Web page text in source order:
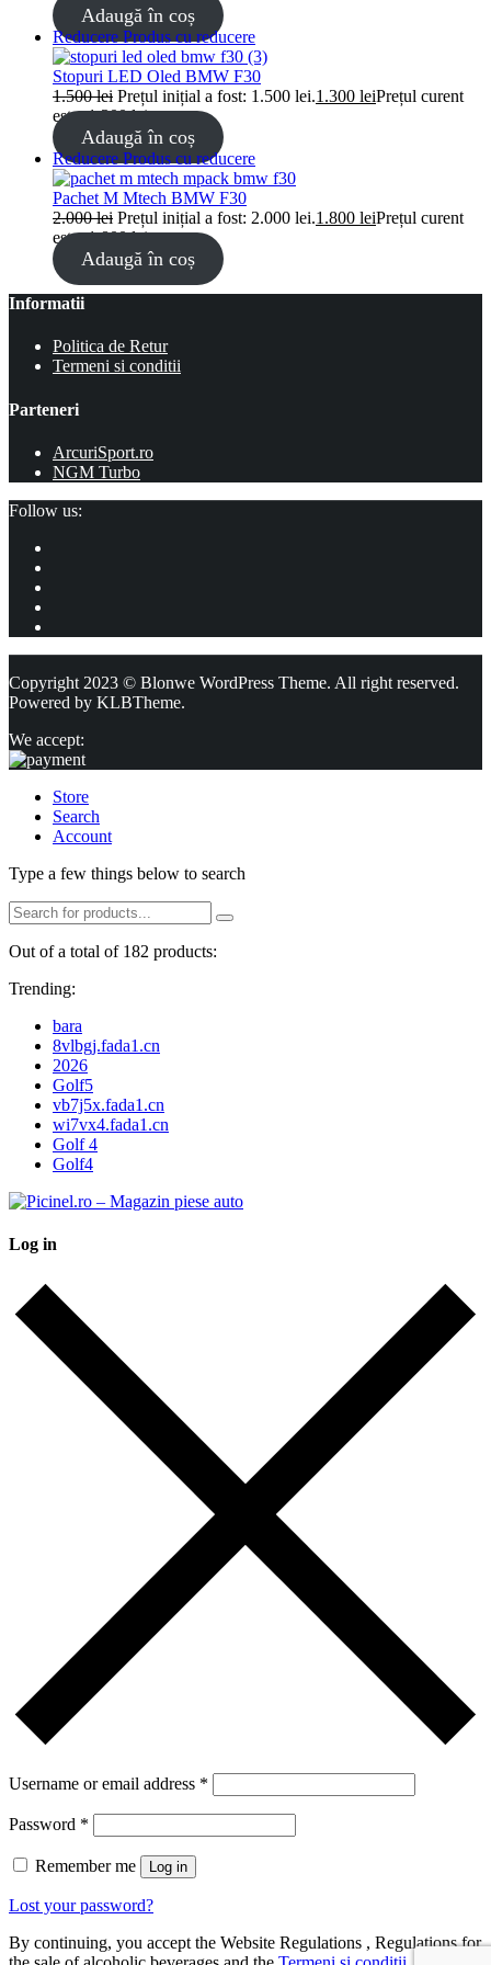
Adaugă în coș
Reducere Produs cu reducere
Stopuri LED Oled BMW F30
1.500lei Prețul inițial a fost: 1.500 lei.1.300 leiPrețul curent
este: 1.300 lei.
Adaugă în coș
Reducere Produs cu reducere
Pachet M Mtech BMW F30
2.000lei Prețul inițial a fost: 2.000 lei.1.800 leiPrețul curent
este: 1.800 lei.
Adaugă în coș
Informatii
Politica de Retur
Termeni si conditii
Parteneri
ArcuriSport.ro
NGM Turbo
Follow us:
Copyright 2023 © Blonwe WordPress Theme. All right reserved.
Powered by KLBTheme.
We accept:
Store
Search
Account
Type a few things below to search
Out of a total of 182 products:
Trending:
bara
8vlbgj.fada1.cn
2026
Golf5
vb7j5x.fada1.cn
wi7vx4.fada1.cn
Golf 4
Golf4
Log in
Username or email address *
Password *
Remember me Log in
Lost your password?
By continuing, you accept the Website Regulations , Regulations for